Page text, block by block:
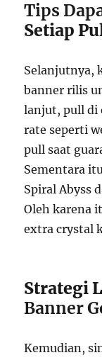
Tips
Setiap
Selanjutnya,
banner rilis
lanjut, pull di
rate seperti
pull saat
Sementara
Spiral Abyss
Oleh karena
extra crystal
Strategi
Banner
Kemudian,